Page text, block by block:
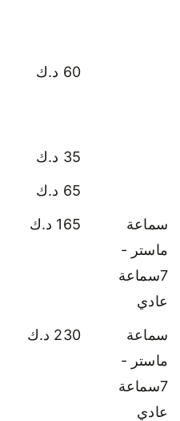
60 د.ك
35 د.ك
65 د.ك
سماعة
ماستر -
7سماعة
عادي
165 د.ك
سماعة
ماستر -
7سماعة
عادي
230 د.ك